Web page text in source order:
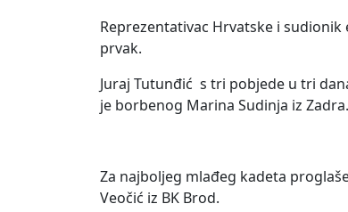
Reprezentativac Hrvatske i
prvak.
Juraj Tutunđić s tri pobjede u tri
je borbenog Marina Sudinja iz Zadra.
Za najboljeg mlađeg kadeta
Veočić iz BK Brod.